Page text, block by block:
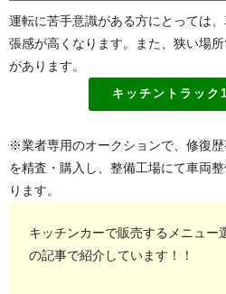
運転に苦手意識がある方にとっては
張感が高くなります。また、狭い場
があります。
キッチントラック
※業者専用のオークションで、修復
を精査・購入し、整備工場にて車両
ります。
キッチンカーで販売するメニュー
の記事で紹介しています！！